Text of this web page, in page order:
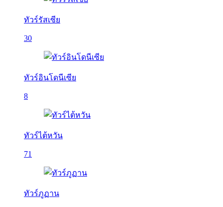
ทัวร์รัสเซีย
30
ทัวร์อินโดนีเซีย
8
ทัวร์ไต้หวัน
71
ทัวร์ภูฏาน